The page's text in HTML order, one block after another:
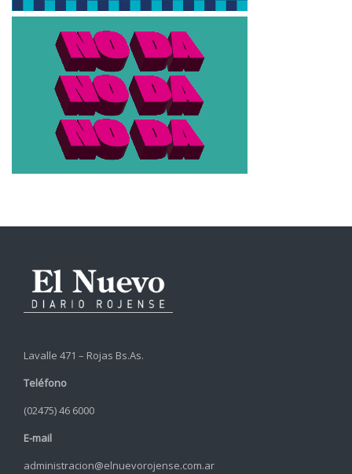
Lavalle 471 – Rojas Bs.As.
Teléfono
(02475) 46 6000
E-mail
administracion@elnuevorojense.com.ar